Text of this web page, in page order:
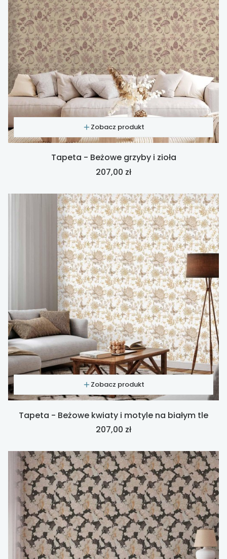
Zobacz produkt
Tapeta - Beżowe grzyby i zioła
Cena
207,00 zł
Zobacz produkt
Tapeta - Beżowe kwiaty i motyle na białym tle
Cena
207,00 zł